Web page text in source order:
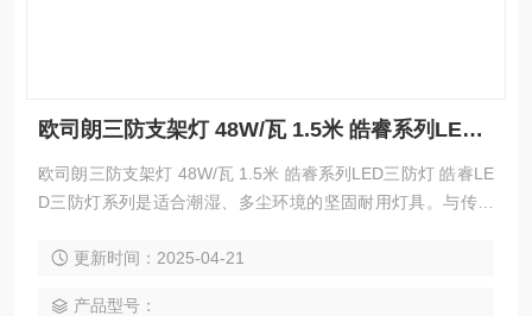
欧司朗三防支架灯 48W/瓦 1.5米 皓睿系列LED三防灯
欧司朗三防支架灯 48W/瓦 1.5米 皓睿系列LED三防灯 皓睿LE
D三防灯系列是适合潮湿、多尘环境的坚固耐用灯具。与传统
系列是取代半露天式应用中的常规防水灯的理想选择。
更新时间：2025-04-21
产品型号：